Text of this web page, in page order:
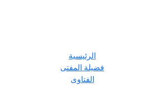
الرئيسية
فضيلة المفتى
الفتاوى